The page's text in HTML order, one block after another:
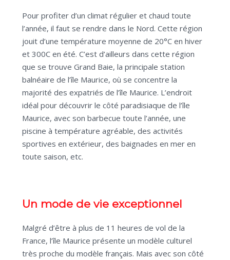
Pour profiter d’un climat régulier et chaud toute
l’année, il faut se rendre dans le Nord. Cette région
jouit d’une température moyenne de 20°C en hiver
et 300C en été. C’est d’ailleurs dans cette région
que se trouve Grand Baie, la principale station
balnéaire de l’île Maurice, où se concentre la
majorité des expatriés de l’île Maurice. L’endroit
idéal pour découvrir le côté paradisiaque de l’île
Maurice, avec son barbecue toute l’année, une
piscine à température agréable, des activités
sportives en extérieur, des baignades en mer en
toute saison, etc.
Un mode de vie exceptionnel
Malgré d’être à plus de 11 heures de vol de la
France, l’île Maurice présente un modèle culturel
très proche du modèle français. Mais avec son côté